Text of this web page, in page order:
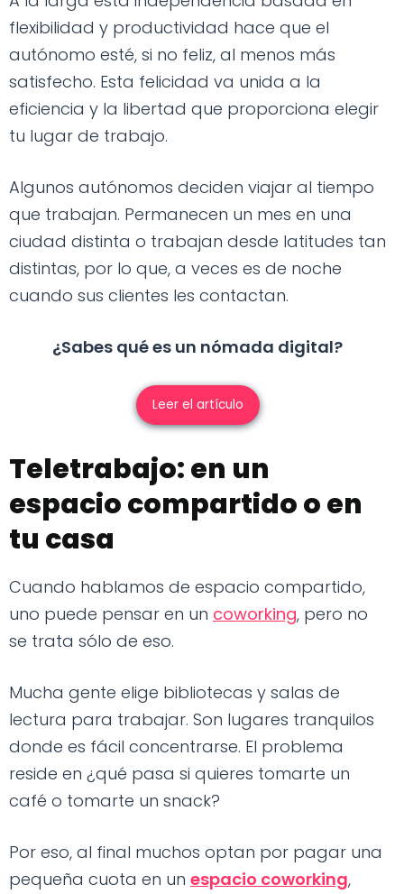
flexibilidad y productividad hace que el
autónomo esté, si no feliz, al menos más
satisfecho. Esta felicidad va unida a la
eficiencia y la libertad que proporciona elegir
tu lugar de trabajo.
Algunos autónomos deciden viajar al tiempo
que trabajan. Permanecen un mes en una
ciudad distinta o trabajan desde latitudes tan
distintas, por lo que, a veces es de noche
cuando sus clientes les contactan.
¿Sabes qué es un nómada digital?
Leer el artículo
Teletrabajo: en un
espacio compartido o en
tu casa
Cuando hablamos de espacio compartido,
uno puede pensar en un coworking, pero no
se trata sólo de eso.
Mucha gente elige bibliotecas y salas de
lectura para trabajar. Son lugares tranquilos
donde es fácil concentrarse. El problema
reside en ¿qué pasa si quieres tomarte un
café o tomarte un snack?
Por eso, al final muchos optan por pagar una
pequeña cuota en un espacio coworking,